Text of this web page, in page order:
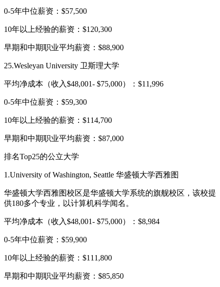
0-5年中位薪资：$57,500
10年以上经验的薪资：$120,300
早期和中期职业平均薪资：$88,900
25.Wesleyan University 卫斯理大学
平均净成本（收入$48,001- $75,000）：$11,996
0-5年中位薪资：$59,300
10年以上经验的薪资：$114,700
早期和中期职业平均薪资：$87,000
排名Top25的公立大学
1.University of Washington, Seattle 华盛顿大学西雅图
华盛顿大学西雅图校区是华盛顿大学系统的旗舰校区，该校提
供180多个专业，以计算机科学闻名。
平均净成本（收入$48,001- $75,000）：$8,984
0-5年中位薪资：$59,900
10年以上经验的薪资：$111,800
早期和中期职业平均薪资：$85,850